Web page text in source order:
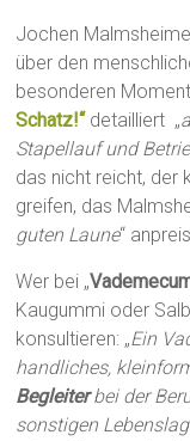
Jochen
über den
besonderen
Schatz!“detailliert „
Stapellauf und
das nicht reicht, der
greifen, das
guten Laune“
Wer bei „
Kaugummi oder
konsultieren: „Ein
handliches,
Begleiterbei der
sonstigen